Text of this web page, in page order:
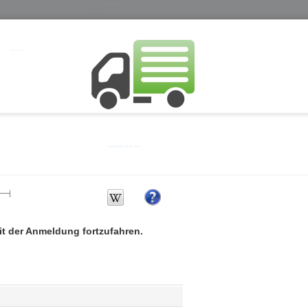
der Anmeldung fortzufahren.